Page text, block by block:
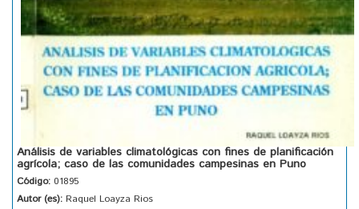
Análisis de variables climatológicas con fines de planificación
agrícola; caso de las comunidades campesinas en Puno
Código: 01895
Autor (es): Raquel Loayza Rios